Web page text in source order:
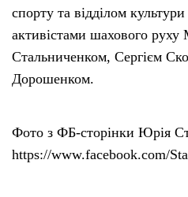
спорту та відділом
активістами шахового
Стальниченком, Сергієм
Дорошенком.
Фото з ФБ-сторінки Юрія
https://www.facebook.com/